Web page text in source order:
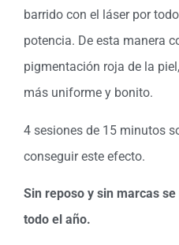
barrido con el láser por
potencia. De esta manera
pigmentación roja de la
más uniforme y bonito.
4 sesiones de 15 minutos
conseguir este efecto.
Sin reposo y sin marcas
todo el año.